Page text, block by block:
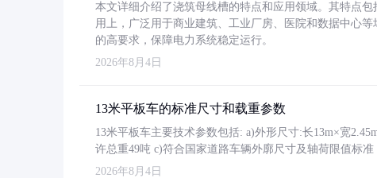
本文详细介绍了浇筑母线槽的特点和应用领域。其特点
用上，广泛用于商业建筑、工业厂房、医院和数据中心
的高要求，保障电力系统稳定运行。
2026年8月4日
13米平板车的标准尺寸和载重参数
13米平板车主要技术参数包括: a)外形尺寸:长13m×宽
许总重49吨 c)符合国家道路车辆外廓尺寸及轴荷限值标准
2026年8月4日